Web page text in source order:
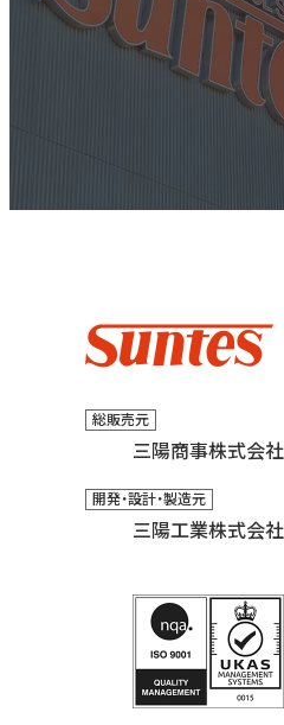
総販売元
三陽商事株式会社
開発・設計・製造元
三陽工業株式会社